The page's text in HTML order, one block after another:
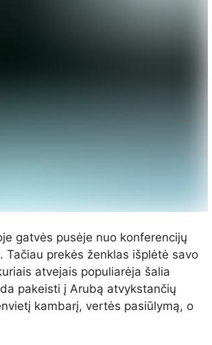
gatvės pusėje nuo konferencijų
prekės ženklas išplėtė savo
atvejais populiarėja šalia
pakeisti į Arubą atvykstančių
kambarį, vertės pasiūlymą, o